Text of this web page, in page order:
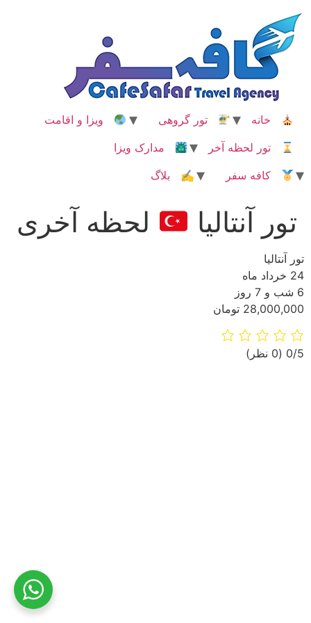
محتوا
خانه تور گروهی
ویزا و اقامت
تور لحظه آخر
مدارک ویزا
کافه سفر
✍ بلاگ
تور آنتالیا لحظه آخری
تور آنتالیا
24 خرداد ماه
6 شب و 7 روز
28,000,000 تومان
‫0/5 ‫(0 نظر)